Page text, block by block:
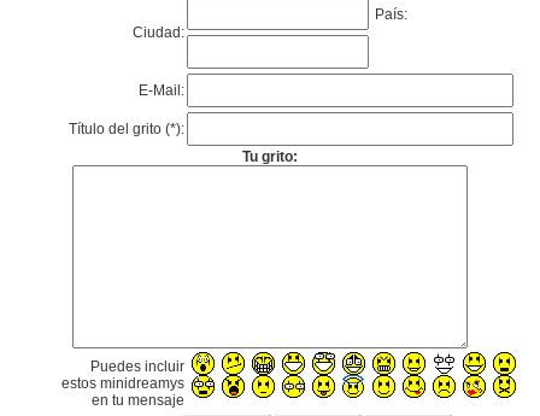
Ciudad:
País:
E-Mail:
Título del grito (*):
Tu grito:
Puedes incluir
estos minidreamys
en tu mensaje